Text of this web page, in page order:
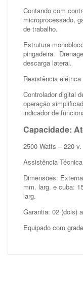
Contando com
microprocessado,
de trabalho.
Estrutura
pingadeira.
descarga lateral.
Resistência
Controlador digital
operação
indicador de
Capacidade:
2500 Watts – 220 v.
Assistência
Dimensões:
mm. larg. e cuba:
larg.
Garantia: 02 (dois)
Equipado com